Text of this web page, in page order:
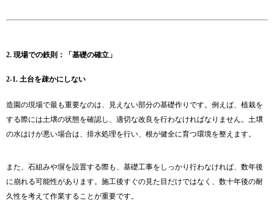
2. 現場での鉄則：「基礎の確立」
2-1. 土台を疎かにしない
造園の現場で最も重要なのは、見えない部分の基礎作りです。例えば、植栽を
する際には土壌の状態を確認し、適切な改良を行わなければなりません。土壌
の水はけが悪い場合は、排水処理を行い、根が健全に育つ環境を整えます。
また、石組みや塀を設置する際も、基礎工事をしっかり行わなければ、数年後
に崩れる可能性があります。施工後すぐの見た目だけではなく、数十年後の耐
久性を考えて作業することが重要です。